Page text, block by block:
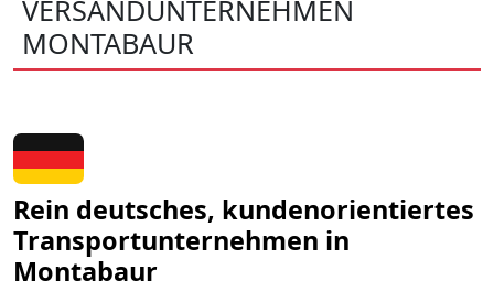
VERSANDUNTERNEHMEN
MONTABAUR
Rein deutsches, kundenorientiertes
Transportunternehmen in
Montabaur